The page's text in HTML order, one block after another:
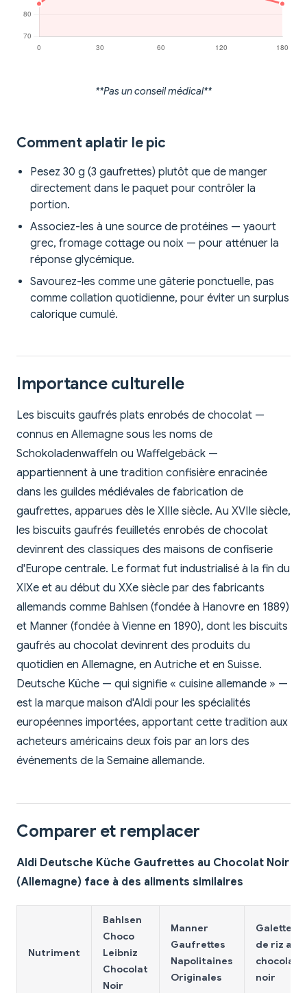
**Pas un conseil médical**
Comment aplatir le pic
Pesez 30 g (3 gaufrettes) plutôt que de manger
directement dans le paquet pour contrôler la
portion.
Associez-les à une source de protéines — yaourt
grec, fromage cottage ou noix — pour atténuer la
réponse glycémique.
Savourez-les comme une gâterie ponctuelle, pas
comme collation quotidienne, pour éviter un surplus
calorique cumulé.
Importance culturelle
Les biscuits gaufrés plats enrobés de chocolat —
connus en Allemagne sous les noms de
Schokoladenwaffeln ou Waffelgebäck —
appartiennent à une tradition confisière enracinée
dans les guildes médiévales de fabrication de
gaufrettes, apparues dès le XIIIe siècle. Au XVIIe siècle,
les biscuits gaufrés feuilletés enrobés de chocolat
devinrent des classiques des maisons de confiserie
d'Europe centrale. Le format fut industrialisé à la fin du
XIXe et au début du XXe siècle par des fabricants
allemands comme Bahlsen (fondée à Hanovre en 1889)
et Manner (fondée à Vienne en 1890), dont les biscuits
gaufrés au chocolat devinrent des produits du
quotidien en Allemagne, en Autriche et en Suisse.
Deutsche Küche — qui signifie « cuisine allemande » —
est la marque maison d'Aldi pour les spécialités
européennes importées, apportant cette tradition aux
acheteurs américains deux fois par an lors des
événements de la Semaine allemande.
Comparer et remplacer
Aldi Deutsche Küche Gaufrettes au Chocolat Noir
(Allemagne) face à des aliments similaires
Nutriment
Bahlsen
Choco
Leibniz
Chocolat
Noir
Manner
Gaufrettes
Napolitaines
Originales
Galettes
de riz au
chocolat
noir